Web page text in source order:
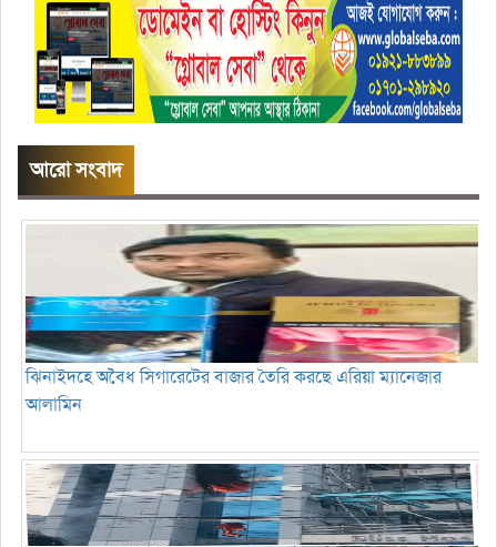
আরো সংবাদ
ঝিনাইদহে অবৈধ সিগারেটের বাজার তৈরি করছে এরিয়া ম্যানেজার
আলামিন